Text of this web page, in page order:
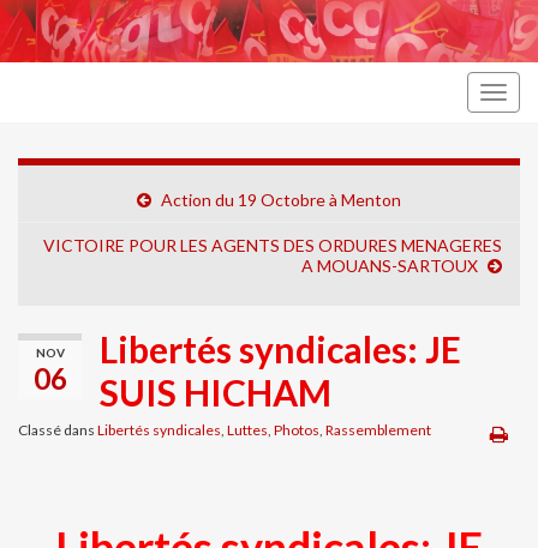
Action du 19 Octobre à Menton
VICTOIRE POUR LES AGENTS DES ORDURES MENAGERES
A MOUANS-SARTOUX
NOV
06
Libertés syndicales: JE
SUIS HICHAM
Classé dans Libertés syndicales Luttes Photos Rassemblement